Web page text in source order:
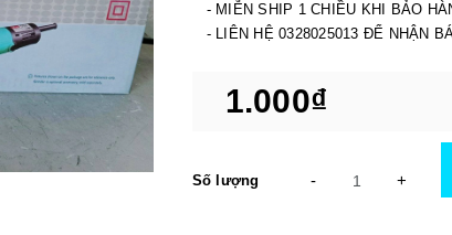
- MIỄN SHIP 1 CHIỀU KHI BẢO
- LIÊN HỆ 0328025013 ĐỂ NHẬN
1.000₫
Số lượng - +